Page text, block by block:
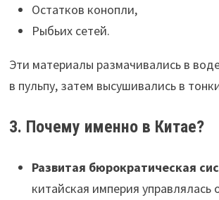
Остатков конопли,
Рыбьих сетей.
Эти материалы размачивались в
в пульпу, затем высушивались в
3. Почему именно в Китае?
Развитая бюрократическая
китайская империя управлялась